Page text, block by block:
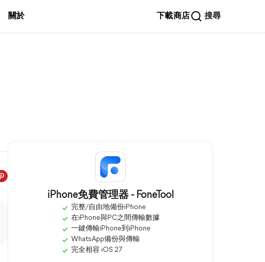
關於 下載商店 搜尋
iPhone免費管理器 - FoneTool
完整/自由地備份iPhone
在iPhone與PC之間傳輸數據
一鍵傳輸iPhone到iPhone
WhatsApp備份與傳輸
完全相容 iOS 27